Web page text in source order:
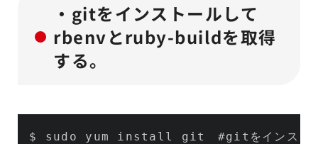
・gitをインストールして
rbenvとruby-buildを取得
する。
$ sudo yum install git　#gitをインストー